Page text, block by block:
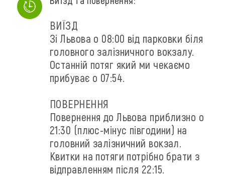
ВИЇЗД
Зі Львова о 08:00 від парковки біля
головного залізничного вокзалу.
Останній потяг який ми чекаємо
прибуває о 07:54.
ПОВЕРНЕННЯ
Повернення до Львова приблизно о
21:30 (плюс-мінус півгодини) на
головний залізничний вокзал.
Квитки на потяги потрібно брати з
відправленням після 22:15.